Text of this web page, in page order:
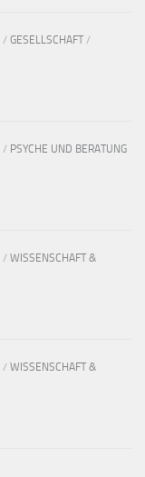
/ GESELLSCHAFT /
/ PSYCHE UND BERATUNG
/ WISSENSCHAFT &
/ WISSENSCHAFT &